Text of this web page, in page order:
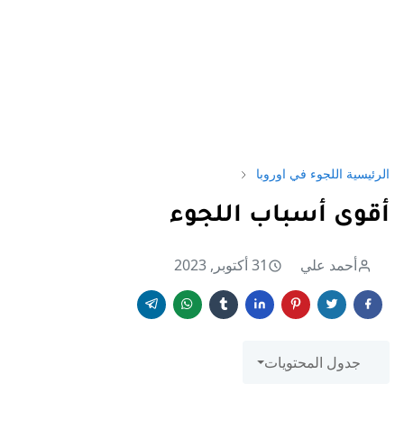
الرئيسية اللجوء في اوروبا
أقوى أسباب اللجوء
أحمد علي 31 أكتوبر, 2023
جدول المحتويات